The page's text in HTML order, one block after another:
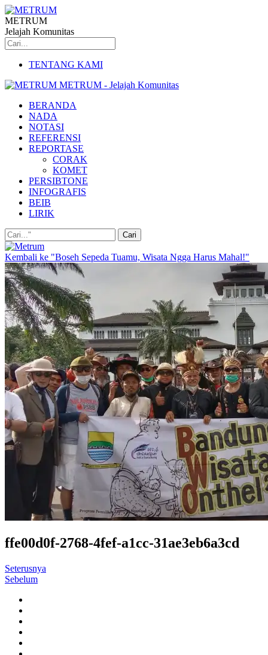
METRUM
Jelajah Komunitas
TENTANG KAMI
METRUM - Jelajah Komunitas
BERANDA
NADA
NOTASI
REFERENSI
REPORTASE
CORAK
KOMET
PERSIBTONE
INFOGRAFIS
BEIB
LIRIK
Kembali ke "Boseh Sepeda Tuamu, Wisata Ngga Harus Mahal!"
ffe00d0f-2768-4fef-a1cc-31ae3eb6a3cd
Seterusnya
Sebelum